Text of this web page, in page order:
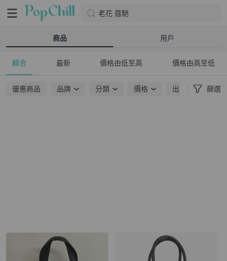
老花 蔻馳
商品 用戶
綜合 最新 價格由低至高 價格由高至低
優惠商品 品牌 分類 價格 出貨地點 篩選